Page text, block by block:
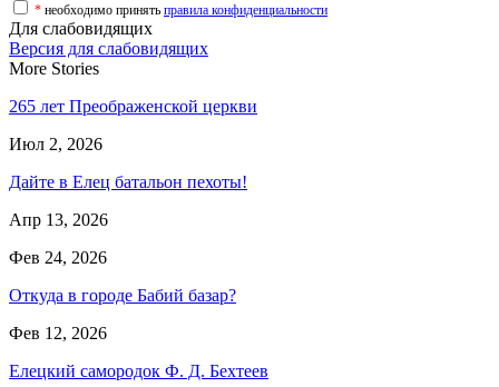
* необходимо принять правила конфиденциальности
Для слабовидящих
Версия для слабовидящих
More Stories
265 лет Преображенской церкви
Июл 2, 2026
Дайте в Елец батальон пехоты!
Апр 13, 2026
Фев 24, 2026
Откуда в городе Бабий базар?
Фев 12, 2026
Елецкий самородок Ф. Д. Бехтеев